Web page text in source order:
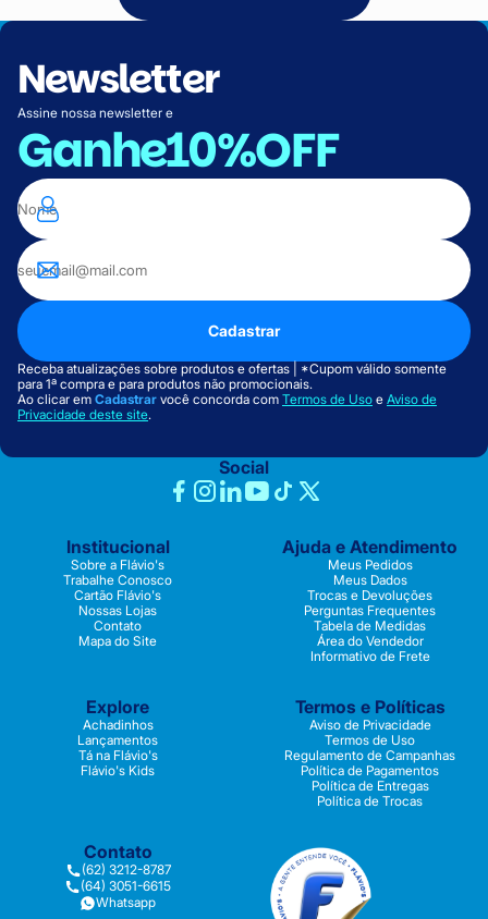
Newsletter
Assine nossa newsletter e
Ganhe10%OFF
Cadastrar
Receba atualizações sobre produtos e ofertas | *Cupom válido somente
para 1ª compra e para produtos não promocionais.
Ao clicar em Cadastrar você concorda com Termos de Uso e Aviso de
Privacidade deste site.
Social
Institucional
Sobre a Flávio's
Trabalhe Conosco
Cartão Flávio's
Nossas Lojas
Contato
Mapa do Site
Ajuda e Atendimento
Meus Pedidos
Meus Dados
Trocas e Devoluções
Perguntas Frequentes
Tabela de Medidas
Área do Vendedor
Informativo de Frete
Explore
Achadinhos
Lançamentos
Tá na Flávio's
Flávio's Kids
Termos e Políticas
Aviso de Privacidade
Termos de Uso
Regulamento de Campanhas
Política de Pagamentos
Política de Entregas
Política de Trocas
Contato
(62) 3212-8787
(64) 3051-6615
Whatsapp